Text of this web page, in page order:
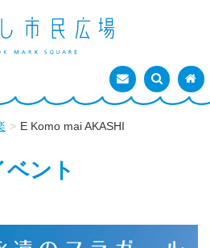
お問い合わせ
検索を表
ト
E Komo mai AKASHI
ベント